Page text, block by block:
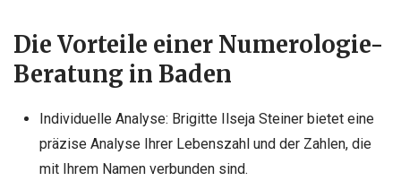
Die Vorteile einer Numerologie-
Beratung in Baden
Individuelle Analyse: Brigitte Ilseja Steiner bietet eine
präzise Analyse Ihrer Lebenszahl und der Zahlen, die
mit Ihrem Namen verbunden sind.